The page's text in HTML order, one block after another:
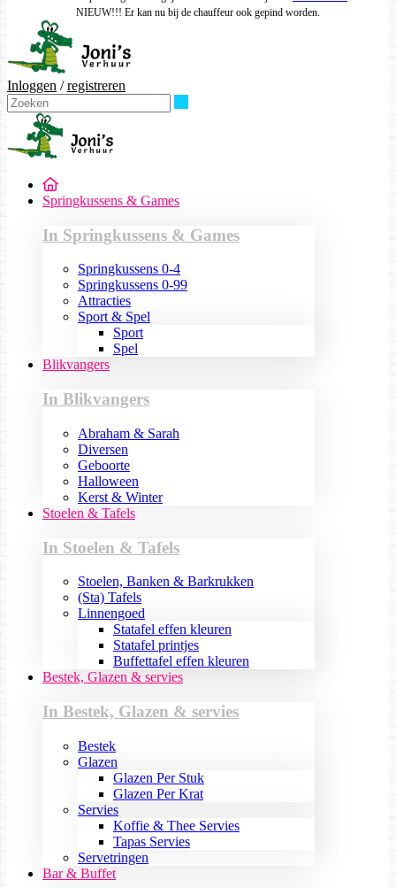
NIEUW!!! Er kan nu bij de chauffeur ook gepind worden.
Inloggen /registreren
Springkussens & Games
In Springkussens & Games
Springkussens 0-4
Springkussens 0-99
Attracties
Sport & Spel
Sport
Spel
Blikvangers
In Blikvangers
Abraham & Sarah
Diversen
Geboorte
Halloween
Kerst & Winter
Stoelen & Tafels
In Stoelen & Tafels
Stoelen, Banken & Barkrukken
(Sta) Tafels
Linnengoed
Statafel effen kleuren
Statafel printjes
Buffettafel effen kleuren
Bestek, Glazen & servies
In Bestek, Glazen & servies
Bestek
Glazen
Glazen Per Stuk
Glazen Per Krat
Servies
Koffie & Thee Servies
Tapas Servies
Servetringen
Bar & Buffet